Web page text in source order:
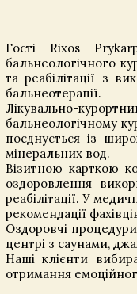
Гості Rixos
бальнеологічного
та реабілітації з
бальнеотерапії.
Лікувально-
бальнеологічному
поєднується із
мінеральних вод.
Візитною карткою
оздоровлення
реабілітації. У
рекомендації
Оздоровчі
центрі з саунами,
Наші клієнти
отримання